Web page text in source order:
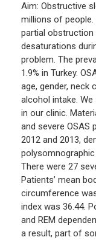
Aim: Obstructive
millions of
partial obstruction
desaturations
problem. The
1.9% in Turkey.
age, gender, neck
alcohol intake.
in our clinic.
and severe OSAS
2012 and 2013,
There were 27
Patients’ mean
circumference
index was 36.44.
and REM
a result, part of